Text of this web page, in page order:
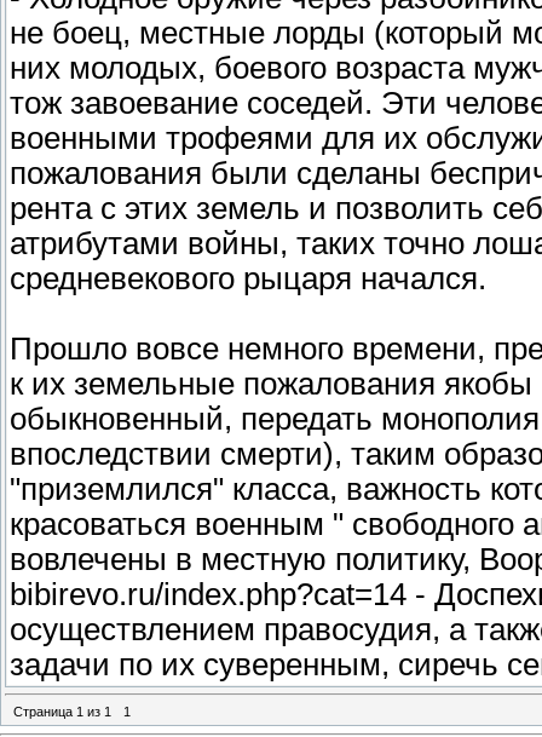
не боец, местные лорды (который
них молодых, боевого возраста
тож завоевание соседей. Эти
военными трофеями для их
пожалования были сделаны
рента с этих земель и позволить
атрибутами войны, таких точно
средневекового рыцаря начался.
Прошло вовсе немного времени,
к их земельные пожалования
обыкновенный, передать
впоследствии смерти), таким
"приземлился" класса, важность
красоваться военным " свободного
вовлечены в местную политику,
bibirevo.ru/index.php?cat=14 -
осуществлением правосудия, а
задачи по их суверенным, сиречь
Страница 1 из 1 1